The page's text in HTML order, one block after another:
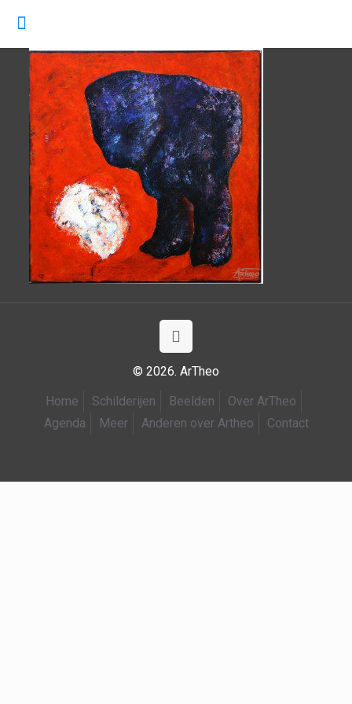
© 2026. ArTheo
Home
Schilderijen Beelden
Over ArTheo
Agenda
Meer Anderen over Artheo Contact